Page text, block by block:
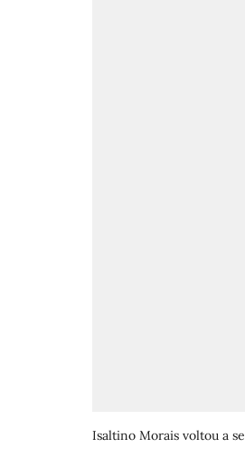
Isaltino Morais voltou a